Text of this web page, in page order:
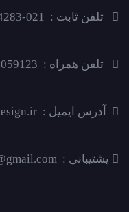
تلفن ثابت : 021-55794283
تلفن همراه : 09381059123
آدرس ایمیل : info@safedesign.ir
پشتیبانی : mahdi.seifi90@gmail.com